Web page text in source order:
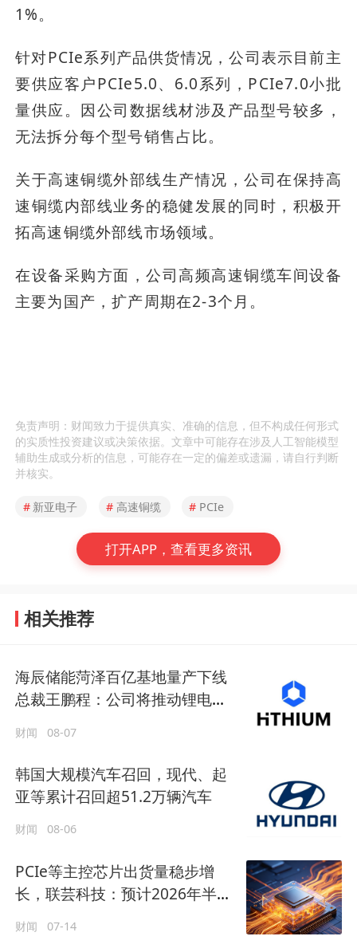
1%。
针对PCIe系列产品供货情况，公司表示目前主
要供应客户PCIe5.0、6.0系列，PCIe7.0小批
量供应。因公司数据线材涉及产品型号较多，
无法拆分每个型号销售占比。
关于高速铜缆外部线生产情况，公司在保持高
速铜缆内部线业务的稳健发展的同时，积极开
拓高速铜缆外部线市场领域。
在设备采购方面，公司高频高速铜缆车间设备
主要为国产，扩产周期在2-3个月。
免责声明：财闻致力于提供真实、准确的信息，但不构成任何形式
的实质性投资建议或决策依据。文章中可能存在涉及人工智能模型
辅助生成或分析的信息，可能存在一定的偏差或遗漏，请自行判断
并核实。
# 新亚电子 # 高速铜缆 # PCIe
打开APP，查看更多资讯
相关推荐
海辰储能菏泽百亿基地量产下线
总裁王鹏程：公司将推动锂电长
财闻 08-07
韩国大规模汽车召回，现代、起
亚等累计召回超51.2万辆汽车
财闻 08-06
PCIe等主控芯片出货量稳步增
长，联芸科技：预计2026年半年
财闻 07-14